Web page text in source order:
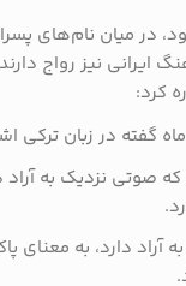
در میان نام‌های
ایرانی نیز رواج
کرد:
گفته در زبان ترکی
صوتی نزدیک به
آراد دارد، به